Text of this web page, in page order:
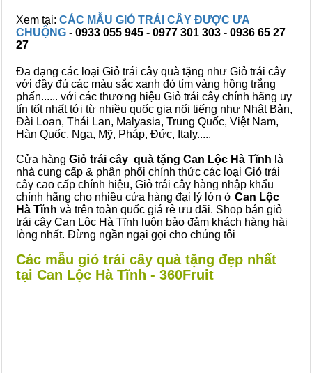
Xem tại: CÁC MẪU GIỎ TRÁI CÂY ĐƯỢC ƯA
CHUỘNG - 0933 055 945 - 0977 301 303 - 0936 65 27
27
Đa dạng các loại Giỏ trái cây quà tặng như Giỏ trái cây
với đầy đủ các màu sắc xanh đỏ tím vàng hồng trắng
phấn...... với các thương hiệu Giỏ trái cây chính hãng uy
tín tốt nhất tới từ nhiều quốc gia nổi tiếng như Nhật Bản,
Đài Loan, Thái Lan, Malyasia, Trung Quốc, Việt Nam,
Hàn Quốc, Nga, Mỹ, Pháp, Đức, Italy.....
Cửa hàng Giỏ trái cây quà tặng Can Lộc Hà Tĩnh là
nhà cung cấp & phân phối chính thức các loại Giỏ trái
cây cao cấp chính hiệu, Giỏ trái cây hàng nhập khẩu
chính hãng cho nhiều cửa hàng đại lý lớn ở Can Lộc
Hà Tĩnh và trên toàn quốc giá rẻ ưu đãi. Shop bán giỏ
trái cây Can Lộc Hà Tĩnh luôn bảo đảm khách hàng hài
lòng nhất. Đừng ngần ngại gọi cho chúng tôi
Các mẫu giỏ trái cây quà tặng đẹp nhất
tại Can Lộc Hà Tĩnh - 360Fruit